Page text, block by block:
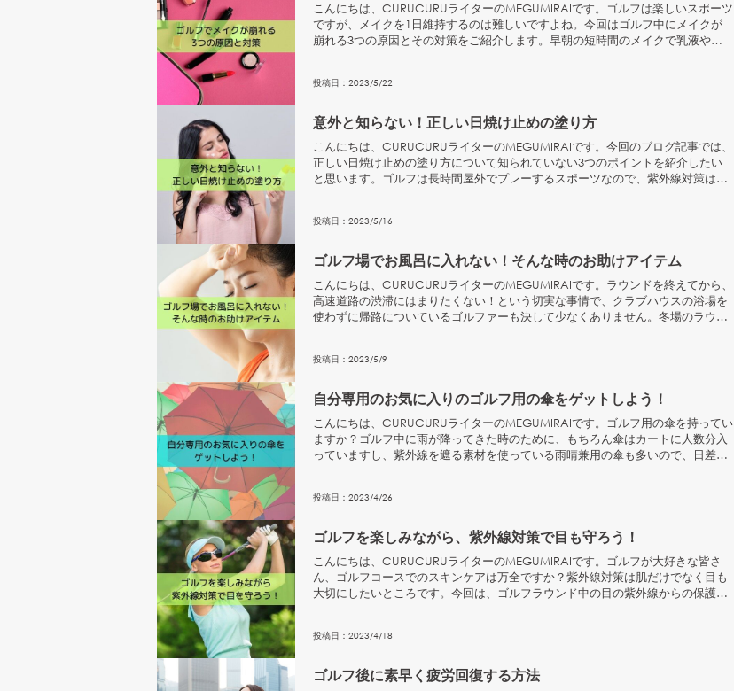
こんにちは、CURUCURUライターのMEGUMIRAIです。ゴルフは楽しいスポーツ
ですが、メイクを1日維持するのは難しいですよね。今回はゴルフ中にメイクが
崩れる3つの原因とその対策をご紹介します。早朝の短時間のメイクで乳液や日
投稿日： 2023/5/22
意外と知らない！正しい日焼け止めの塗り方
こんにちは、CURUCURUライターのMEGUMIRAIです。今回のブログ記事では、
正しい日焼け止めの塗り方について知られていない3つのポイントを紹介したい
と思います。ゴルフは長時間屋外でプレーするスポーツなので、紫外線対策は欠
投稿日： 2023/5/16
ゴルフ場でお風呂に入れない！そんな時のお助けアイテム
こんにちは、CURUCURUライターのMEGUMIRAIです。ラウンドを終えてから、
高速道路の渋滞にはまりたくない！という切実な事情で、クラブハウスの浴場を
使わずに帰路についているゴルファーも決して少なくありません。冬場のラウン
投稿日： 2023/5/9
自分専用のお気に入りのゴルフ用の傘をゲットしよう！
こんにちは、CURUCURUライターのMEGUMIRAIです。ゴルフ用の傘を持ってい
ますか？ゴルフ中に雨が降ってきた時のために、もちろん傘はカートに人数分入
っていますし、紫外線を遮る素材を使っている雨晴兼用の傘も多いので、日差し
投稿日： 2023/4/26
ゴルフを楽しみながら、紫外線対策で目も守ろう！
こんにちは、CURUCURUライターのMEGUMIRAIです。ゴルフが大好きな皆さ
ん、ゴルフコースでのスキンケアは万全ですか？紫外線対策は肌だけでなく目も
大切にしたいところです。今回は、ゴルフラウンド中の目の紫外線からの保護に
投稿日： 2023/4/18
ゴルフ後に素早く疲労回復する方法